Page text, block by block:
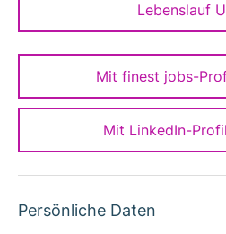
Lebenslauf
Mit finest jobs-
Mit LinkedIn-
Persönliche Daten